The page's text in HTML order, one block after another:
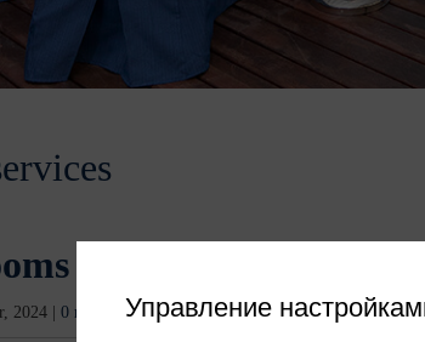
2024 0 комментарииУправление